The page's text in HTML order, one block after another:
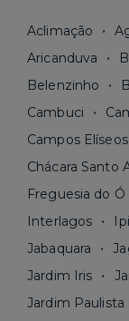
Aclimação
Aricanduva
Belenzinho
Cambuci
Campos Elíseos
Chácara Santo
Freguesia do Ó
Interlagos
Jabaquara
Jardim Iris
Jardim Paulista